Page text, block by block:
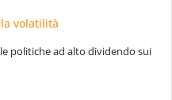
volatilità
politiche ad alto dividendo sui